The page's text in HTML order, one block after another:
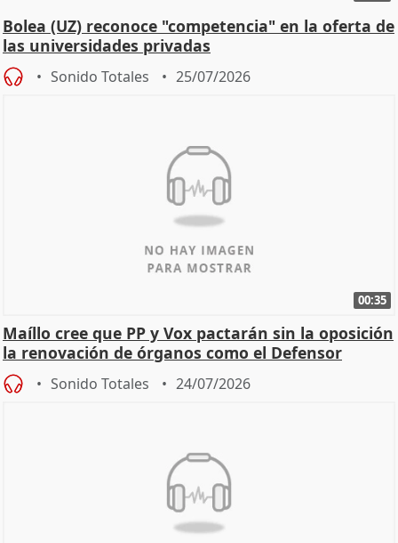
Bolea (UZ) reconoce "competencia" en la oferta de
las universidades privadas
Sonido Totales 25/07/2026
00:35
Maíllo cree que PP y Vox pactarán sin la oposición
la renovación de órganos como el Defensor
Sonido Totales 24/07/2026